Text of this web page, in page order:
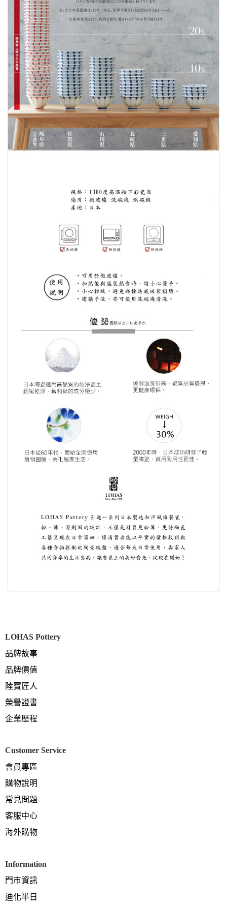
LOHAS Pottery
品牌故事
品牌價值
陸寶匠人
榮譽證書
企業歷程
Customer Service
會員專區
購物說明
常見問題
客服中心
海外購物
Information
門市資訊
迪化半日